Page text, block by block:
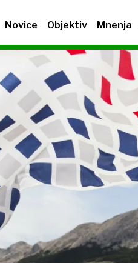
Novice Objektiv Mnenja